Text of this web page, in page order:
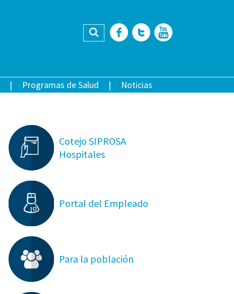
Buscar Facebook
Twitter
Programas de Salud Noticias
Cotejo SIPROSA
Hospitales
Portal del Empleado
Para la población